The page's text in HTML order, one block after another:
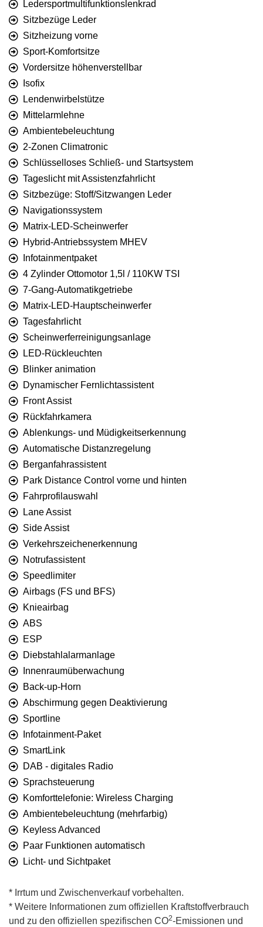
Ledersportmultifunktionslenkrad
Sitzbezüge Leder
Sitzheizung vorne
Sport-Komfortsitze
Vordersitze höhenverstellbar
Isofix
Lendenwirbelstütze
Mittelarmlehne
Ambientebeleuchtung
2-Zonen Climatronic
Schlüsselloses Schließ- und Startsystem
Tageslicht mit Assistenzfahrlicht
Sitzbezüge: Stoff/Sitzwangen Leder
Navigationssystem
Matrix-LED-Scheinwerfer
Hybrid-Antriebssystem MHEV
Infotainmentpaket
4 Zylinder Ottomotor 1,5l / 110KW TSI
7-Gang-Automatikgetriebe
Matrix-LED-Hauptscheinwerfer
Tagesfahrlicht
Scheinwerferreinigungsanlage
LED-Rückleuchten
Blinker animation
Dynamischer Fernlichtassistent
Front Assist
Rückfahrkamera
Ablenkungs- und Müdigkeitserkennung
Automatische Distanzregelung
Berganfahrassistent
Park Distance Control vorne und hinten
Fahrprofilauswahl
Lane Assist
Side Assist
Verkehrszeichenerkennung
Notrufassistent
Speedlimiter
Airbags (FS und BFS)
Knieairbag
ABS
ESP
Diebstahlalarmanlage
Innenraumüberwachung
Back-up-Horn
Abschirmung gegen Deaktivierung
Sportline
Infotainment-Paket
SmartLink
DAB - digitales Radio
Sprachsteuerung
Komforttelefonie: Wireless Charging
Ambientebeleuchtung (mehrfarbig)
Keyless Advanced
Paar Funktionen automatisch
Licht- und Sichtpaket
* Irrtum und Zwischenverkauf vorbehalten.
* Weitere Informationen zum offiziellen Kraftstoffverbrauch
und zu den offiziellen spezifischen CO2-Emissionen und